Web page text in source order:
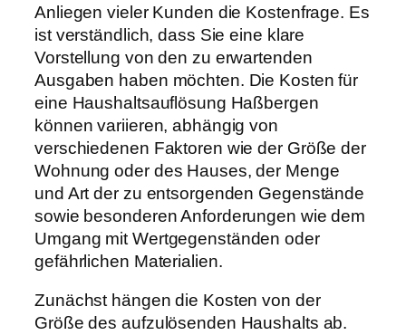
Anliegen vieler Kunden die Kostenfrage. Es
ist verständlich, dass Sie eine klare
Vorstellung von den zu erwartenden
Ausgaben haben möchten. Die Kosten für
eine Haushaltsauflösung Haßbergen
können variieren, abhängig von
verschiedenen Faktoren wie der Größe der
Wohnung oder des Hauses, der Menge
und Art der zu entsorgenden Gegenstände
sowie besonderen Anforderungen wie dem
Umgang mit Wertgegenständen oder
gefährlichen Materialien.
Zunächst hängen die Kosten von der
Größe des aufzulösenden Haushalts ab.